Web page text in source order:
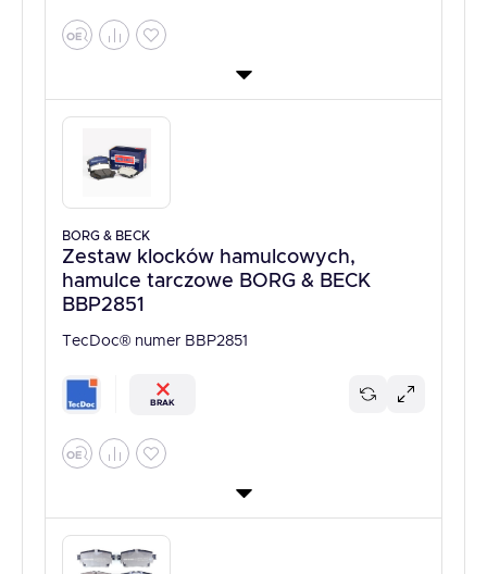
BORG & BECK
Zestaw klocków hamulcowych,
hamulce tarczowe BORG & BECK
BBP2851
TecDoc® numer BBP2851
BRAK